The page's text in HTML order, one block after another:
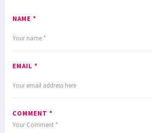
NAME *
EMAIL *
COMMENT *